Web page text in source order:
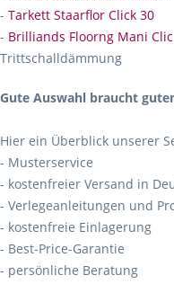
- Tarkett Staarflor Click 30
- Brilliands Floorng Mani
Trittschalldämmung
Gute Auswahl braucht
Hier ein Überblick unserer
- Musterservice
- kostenfreier Versand in
- Verlegeanleitungen und
- kostenfreie Einlagerung
- Best-Price-Garantie
- persönliche Beratung